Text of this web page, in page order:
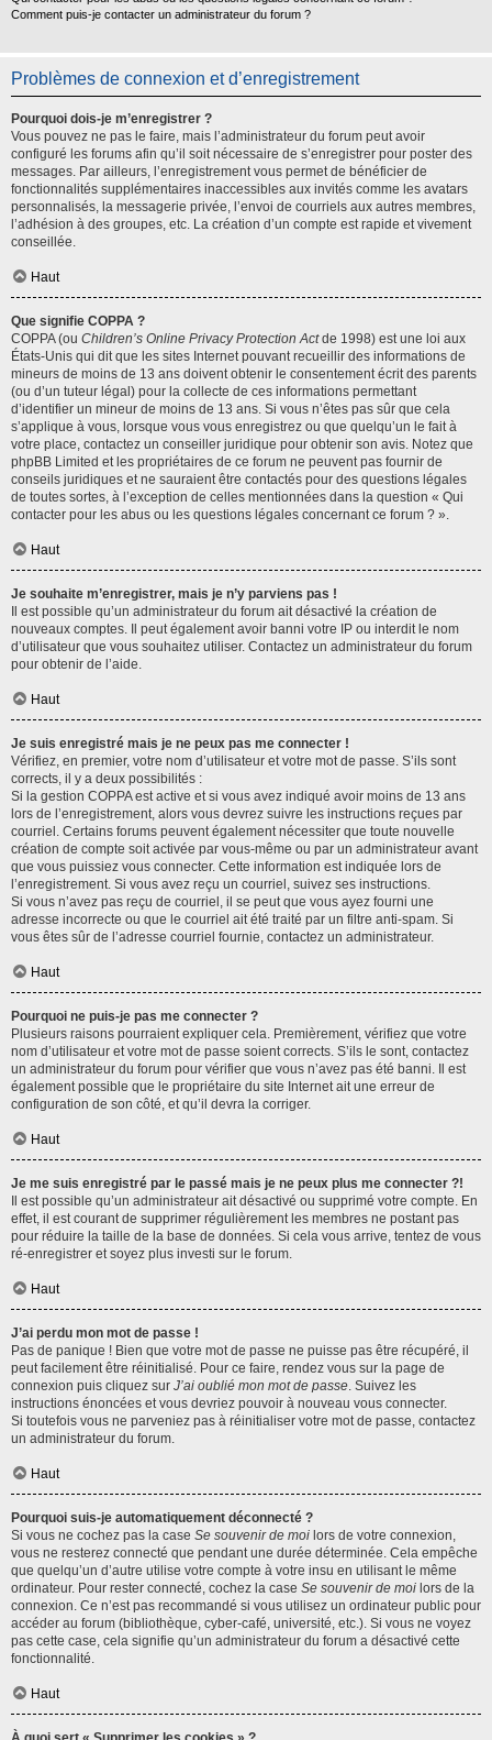
Comment puis-je contacter un administrateur du forum ?
Problèmes de connexion et d’enregistrement
Pourquoi dois-je m’enregistrer ?
Vous pouvez ne pas le faire, mais l’administrateur du forum peut avoir
configuré les forums afin qu’il soit nécessaire de s’enregistrer pour poster des
messages. Par ailleurs, l’enregistrement vous permet de bénéficier de
fonctionnalités supplémentaires inaccessibles aux invités comme les avatars
personnalisés, la messagerie privée, l’envoi de courriels aux autres membres,
l’adhésion à des groupes, etc. La création d’un compte est rapide et vivement
conseillée.
Haut
Que signifie COPPA ?
COPPA (ou Children’s Online Privacy Protection Actde 1998) est une loi aux
États-Unis qui dit que les sites Internet pouvant recueillir des informations de
mineurs de moins de 13 ans doivent obtenir le consentement écrit des parents
(ou d’un tuteur légal) pour la collecte de ces informations permettant
d’identifier un mineur de moins de 13 ans. Si vous n’êtes pas sûr que cela
s’applique à vous, lorsque vous vous enregistrez ou que quelqu’un le fait à
votre place, contactez un conseiller juridique pour obtenir son avis. Notez que
phpBB Limited et les propriétaires de ce forum ne peuvent pas fournir de
conseils juridiques et ne sauraient être contactés pour des questions légales
de toutes sortes, à l’exception de celles mentionnées dans la question « Qui
contacter pour les abus ou les questions légales concernant ce forum ? ».
Haut
Je souhaite m’enregistrer, mais je n’y parviens pas !
Il est possible qu’un administrateur du forum ait désactivé la création de
nouveaux comptes. Il peut également avoir banni votre IP ou interdit le nom
d’utilisateur que vous souhaitez utiliser. Contactez un administrateur du forum
pour obtenir de l’aide.
Haut
Je suis enregistré mais je ne peux pas me connecter !
Vérifiez, en premier, votre nom d’utilisateur et votre mot de passe. S’ils sont
corrects, il y a deux possibilités :
Si la gestion COPPA est active et si vous avez indiqué avoir moins de 13 ans
lors de l’enregistrement, alors vous devrez suivre les instructions reçues par
courriel. Certains forums peuvent également nécessiter que toute nouvelle
création de compte soit activée par vous-même ou par un administrateur avant
que vous puissiez vous connecter. Cette information est indiquée lors de
l’enregistrement. Si vous avez reçu un courriel, suivez ses instructions.
Si vous n’avez pas reçu de courriel, il se peut que vous ayez fourni une
adresse incorrecte ou que le courriel ait été traité par un filtre anti-spam. Si
vous êtes sûr de l’adresse courriel fournie, contactez un administrateur.
Haut
Pourquoi ne puis-je pas me connecter ?
Plusieurs raisons pourraient expliquer cela. Premièrement, vérifiez que votre
nom d’utilisateur et votre mot de passe soient corrects. S’ils le sont, contactez
un administrateur du forum pour vérifier que vous n’avez pas été banni. Il est
également possible que le propriétaire du site Internet ait une erreur de
configuration de son côté, et qu’il devra la corriger.
Haut
Je me suis enregistré par le passé mais je ne peux plus me connecter ?!
Il est possible qu’un administrateur ait désactivé ou supprimé votre compte. En
effet, il est courant de supprimer régulièrement les membres ne postant pas
pour réduire la taille de la base de données. Si cela vous arrive, tentez de vous
ré-enregistrer et soyez plus investi sur le forum.
Haut
J’ai perdu mon mot de passe !
Pas de panique ! Bien que votre mot de passe ne puisse pas être récupéré, il
peut facilement être réinitialisé. Pour ce faire, rendez vous sur la page de
connexion puis cliquez sur J’ai oublié mon mot de passe. Suivez les
instructions énoncées et vous devriez pouvoir à nouveau vous connecter.
Si toutefois vous ne parveniez pas à réinitialiser votre mot de passe, contactez
un administrateur du forum.
Haut
Pourquoi suis-je automatiquement déconnecté ?
Si vous ne cochez pas la case Se souvenir de moi lors de votre connexion,
vous ne resterez connecté que pendant une durée déterminée. Cela empêche
que quelqu’un d’autre utilise votre compte à votre insu en utilisant le même
ordinateur. Pour rester connecté, cochez la case Se souvenir de moi lors de la
connexion. Ce n’est pas recommandé si vous utilisez un ordinateur public pour
accéder au forum (bibliothèque, cyber-café, université, etc.). Si vous ne voyez
pas cette case, cela signifie qu’un administrateur du forum a désactivé cette
fonctionnalité.
Haut